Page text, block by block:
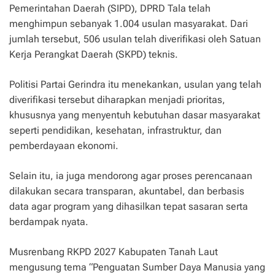
Pemerintahan Daerah (SIPD), DPRD Tala telah
menghimpun sebanyak 1.004 usulan masyarakat. Dari
jumlah tersebut, 506 usulan telah diverifikasi oleh Satuan
Kerja Perangkat Daerah (SKPD) teknis.
Politisi Partai Gerindra itu menekankan, usulan yang telah
diverifikasi tersebut diharapkan menjadi prioritas,
khususnya yang menyentuh kebutuhan dasar masyarakat
seperti pendidikan, kesehatan, infrastruktur, dan
pemberdayaan ekonomi.
Selain itu, ia juga mendorong agar proses perencanaan
dilakukan secara transparan, akuntabel, dan berbasis
data agar program yang dihasilkan tepat sasaran serta
berdampak nyata.
Musrenbang RKPD 2027 Kabupaten Tanah Laut
mengusung tema “Penguatan Sumber Daya Manusia yang